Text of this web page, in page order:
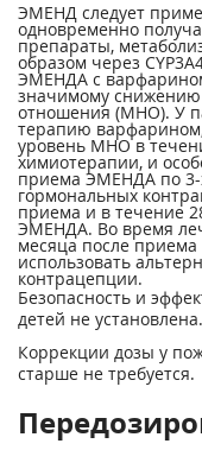
ЭМЕНД следует
одновременно
препараты,
образом через
ЭМЕНДА с
значимому снижению
отношения (МНО). У
терапию
уровень МНО в
химиотерапии, и
приема ЭМЕНДА по 3-
гормональных
приема и в течение
ЭМЕНДА. Во время
месяца после
использовать
контрацепции.
Безопасность и
детей не установлена.
Коррекции дозы у
старше не требуется.